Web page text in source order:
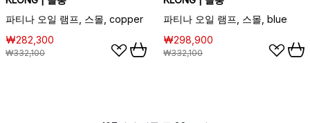
파티나 오일 램프, 스몰, copper
₩282,300
₩332,100
파티나 오일 램프, 스몰, blue
₩298,900
₩332,100